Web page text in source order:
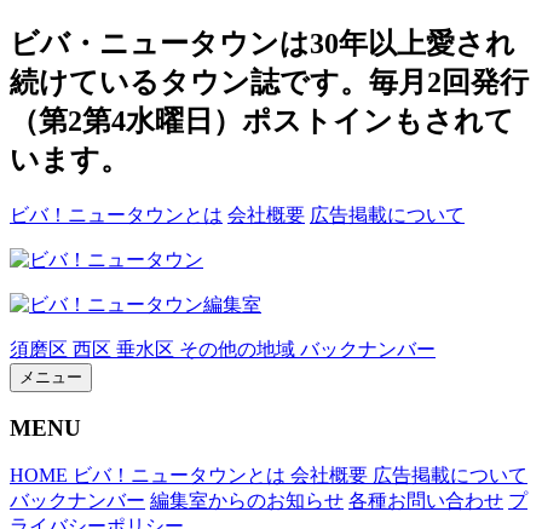
ビバ・ニュータウンは30年以上愛され
続けているタウン誌です。毎月2回発行
（第2第4水曜日）ポストインもされて
います。
ビバ！ニュータウンとは 会社概要 広告掲載について
須磨区 西区 垂水区 その他の地域 バックナンバー
メニュー
MENU
HOME ビバ！ニュータウンとは 会社概要 広告掲載について
バックナンバー 編集室からのお知らせ 各種お問い合わせ プ